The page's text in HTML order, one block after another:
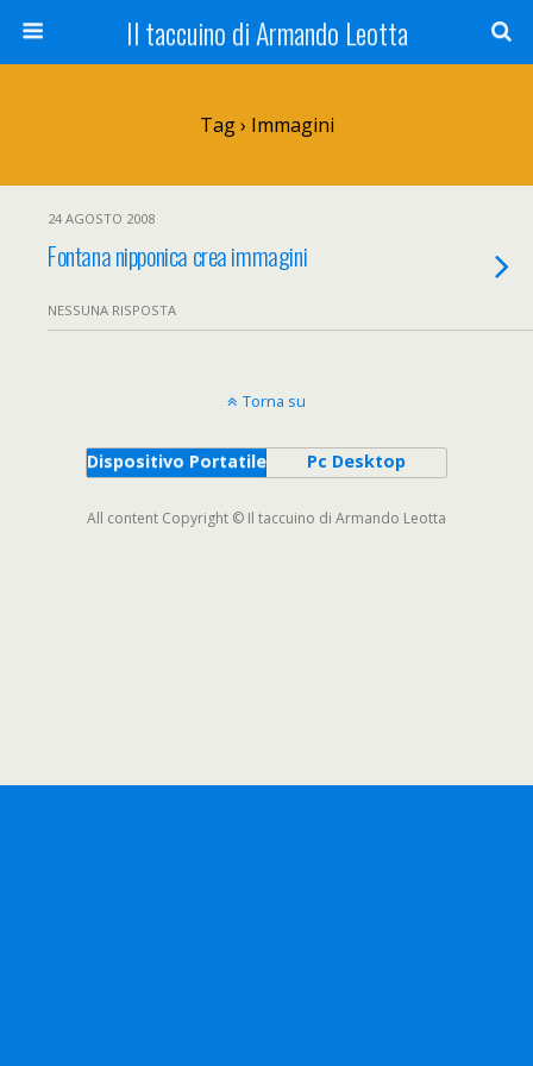
Il taccuino di Armando Leotta
Tag › Immagini
24 AGOSTO 2008
Fontana nipponica crea immagini
NESSUNA RISPOSTA
Torna su
Dispositivo Portatile Pc Desktop
All content Copyright © Il taccuino di Armando Leotta